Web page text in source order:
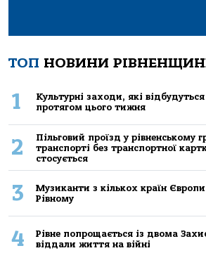
ТОП НОВИНИ
1
Культурні заходи, які
протягом цього тижня
2
Пільговий проїзд у рівненському
транспорті без транспортної
стосується
3
Музиканти з кількох країн
Рівному
4
Рівне попрощається із двома
віддали життя на війні